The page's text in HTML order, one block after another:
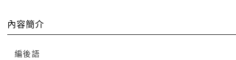
內容簡介
編後語